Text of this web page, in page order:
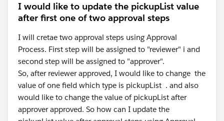
I would like to update the pickupList value
after first one of two approval steps
I will cretae two approval steps using Approval
Process. First step will be assigned to "reviewer" i and
second step will be assigned to "approver".
So, after reviewer approved, I would like to change the
value of one field which type is pickupList . and also
would like to change the value of pickupList after
approver approved. So how can I update the